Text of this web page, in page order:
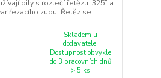
pily s roztečí řetězu .325” a
řezacího zubu. Řetěz se
Skladem u
dodavatele.
Dostupnost obvykle
do 3 pracovních dnů
> 5 ks